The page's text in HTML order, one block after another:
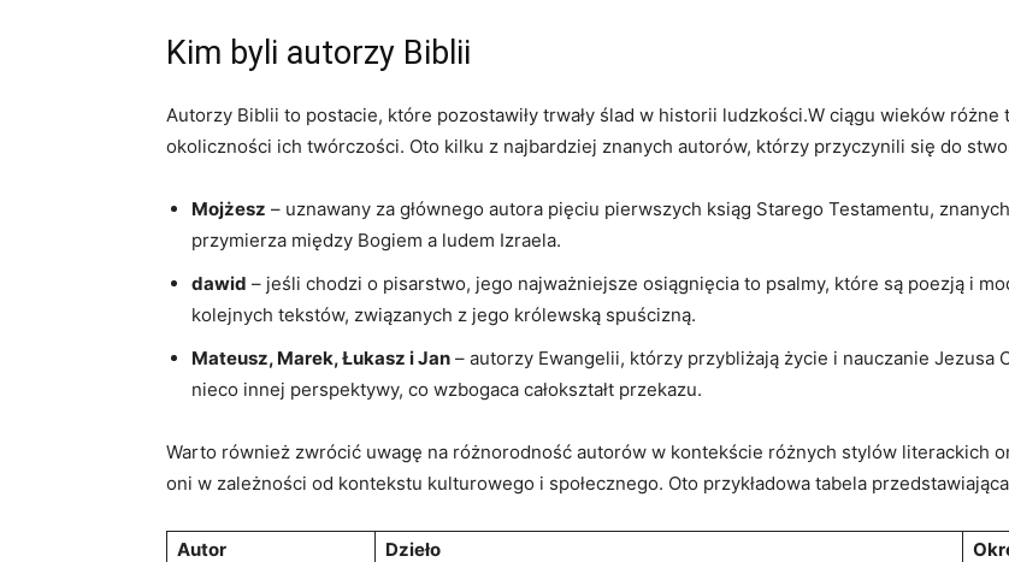
Kim byli autorzy Biblii
Autorzy Biblii to postacie, które pozostawiły trwały ślad w historii ludzkości.W ciągu wieków różne
okoliczności ich twórczości. Oto kilku z najbardziej znanych autorów, którzy przyczynili się do
Mojżesz – uznawany za głównego autora pięciu pierwszych ksiąg Starego Testamentu,
przymierza między Bogiem a ludem Izraela.
dawid – jeśli chodzi o pisarstwo, jego najważniejsze osiągnięcia to psalmy, które są poezją i
kolejnych tekstów, związanych z jego królewską spuścizną.
Mateusz, Marek, Łukasz i Jan – autorzy Ewangelii, którzy przybliżają życie i nauczanie Jezusa
nieco innej perspektywy, co wzbogaca całokształt przekazu.
Warto również zwrócić uwagę na różnorodność autorów w kontekście różnych stylów literackich
oni w zależności od kontekstu kulturowego i społecznego. Oto przykładowa tabela
Autor Dzieło